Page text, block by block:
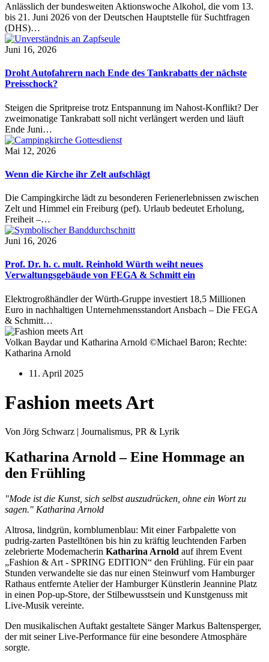
Anlässlich der bundesweiten Aktionswoche Alkohol, die vom 13.
bis 21. Juni 2026 von der Deutschen Hauptstelle für Suchtfragen
(DHS)…
Juni 16, 2026
Droht Autofahrern nach Ende des Tankrabatts der nächste
Preisschock?
Steigen die Spritpreise trotz Entspannung im Nahost-Konflikt? Der
zweimonatige Tankrabatt soll nicht verlängert werden und läuft
Ende Juni…
Mai 12, 2026
Wenn die Kirche ihr Zelt aufschlägt
Die Campingkirche lädt zu besonderen Ferienerlebnissen zwischen
Zelt und Himmel ein Freiburg (pef). Urlaub bedeutet Erholung,
Freiheit –…
Juni 16, 2026
Prof. Dr. h. c. mult. Reinhold Würth weiht neues
Verwaltungsgebäude von FEGA & Schmitt ein
Elektrogroßhändler der Würth-Gruppe investiert 18,5 Millionen
Euro in nachhaltigen Unternehmensstandort Ansbach – Die FEGA
& Schmitt…
Volkan Baydar und Katharina Arnold ©Michael Baron; Rechte:
Katharina Arnold
11. April 2025
Fashion meets Art
Von Jörg Schwarz | Journalismus, PR & Lyrik
Katharina Arnold – Eine Hommage an
den Frühling
"Mode ist die Kunst, sich selbst auszudrücken, ohne ein Wort zu
sagen." Katharina Arnold
Altrosa, lindgrün, kornblumenblau: Mit einer Farbpalette von
pudrig-zarten Pastelltönen bis hin zu kräftig leuchtenden Farben
zelebrierte Modemacherin Katharina Arnold auf ihrem Event
„Fashion & Art - SPRING EDITION“ den Frühling. Für ein paar
Stunden verwandelte sie das nur einen Steinwurf vom Hamburger
Rathaus entfernte Atelier der Hamburger Künstlerin Jeannine Platz
in einen Pop-up-Store, der Stilbewusstsein und Kunstgenuss mit
Live-Musik vereinte.
Den musikalischen Auftakt gestaltete Sänger Markus Baltensperger,
der mit seiner Live-Performance für eine besondere Atmosphäre
sorgte.